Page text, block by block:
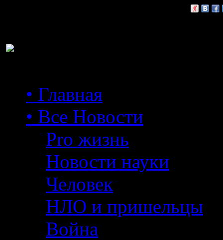
• Главная
• Все Новости
Pro жизнь
Новости науки
Человек
НЛО и пришельцы
Война